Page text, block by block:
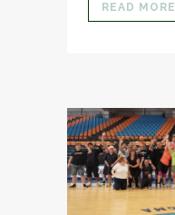
READ MORE